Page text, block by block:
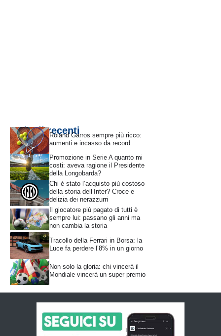
Articoli recentiRoland Garros sempre più ricco:
aumenti e incasso da record
Promozione in Serie A quanto mi
costi: aveva ragione il Presidente
della Longobarda?
Chi è stato l’acquisto più costoso
della storia dell’Inter? Croce e
delizia dei nerazzurri
Il giocatore più pagato di tutti è
sempre lui: passano gli anni ma
non cambia la storia
Tracollo della Ferrari in Borsa: la
Luce fa perdere l’8% in un giorno
Non solo la gloria: chi vincerà il
Mondiale vincerà un super premio